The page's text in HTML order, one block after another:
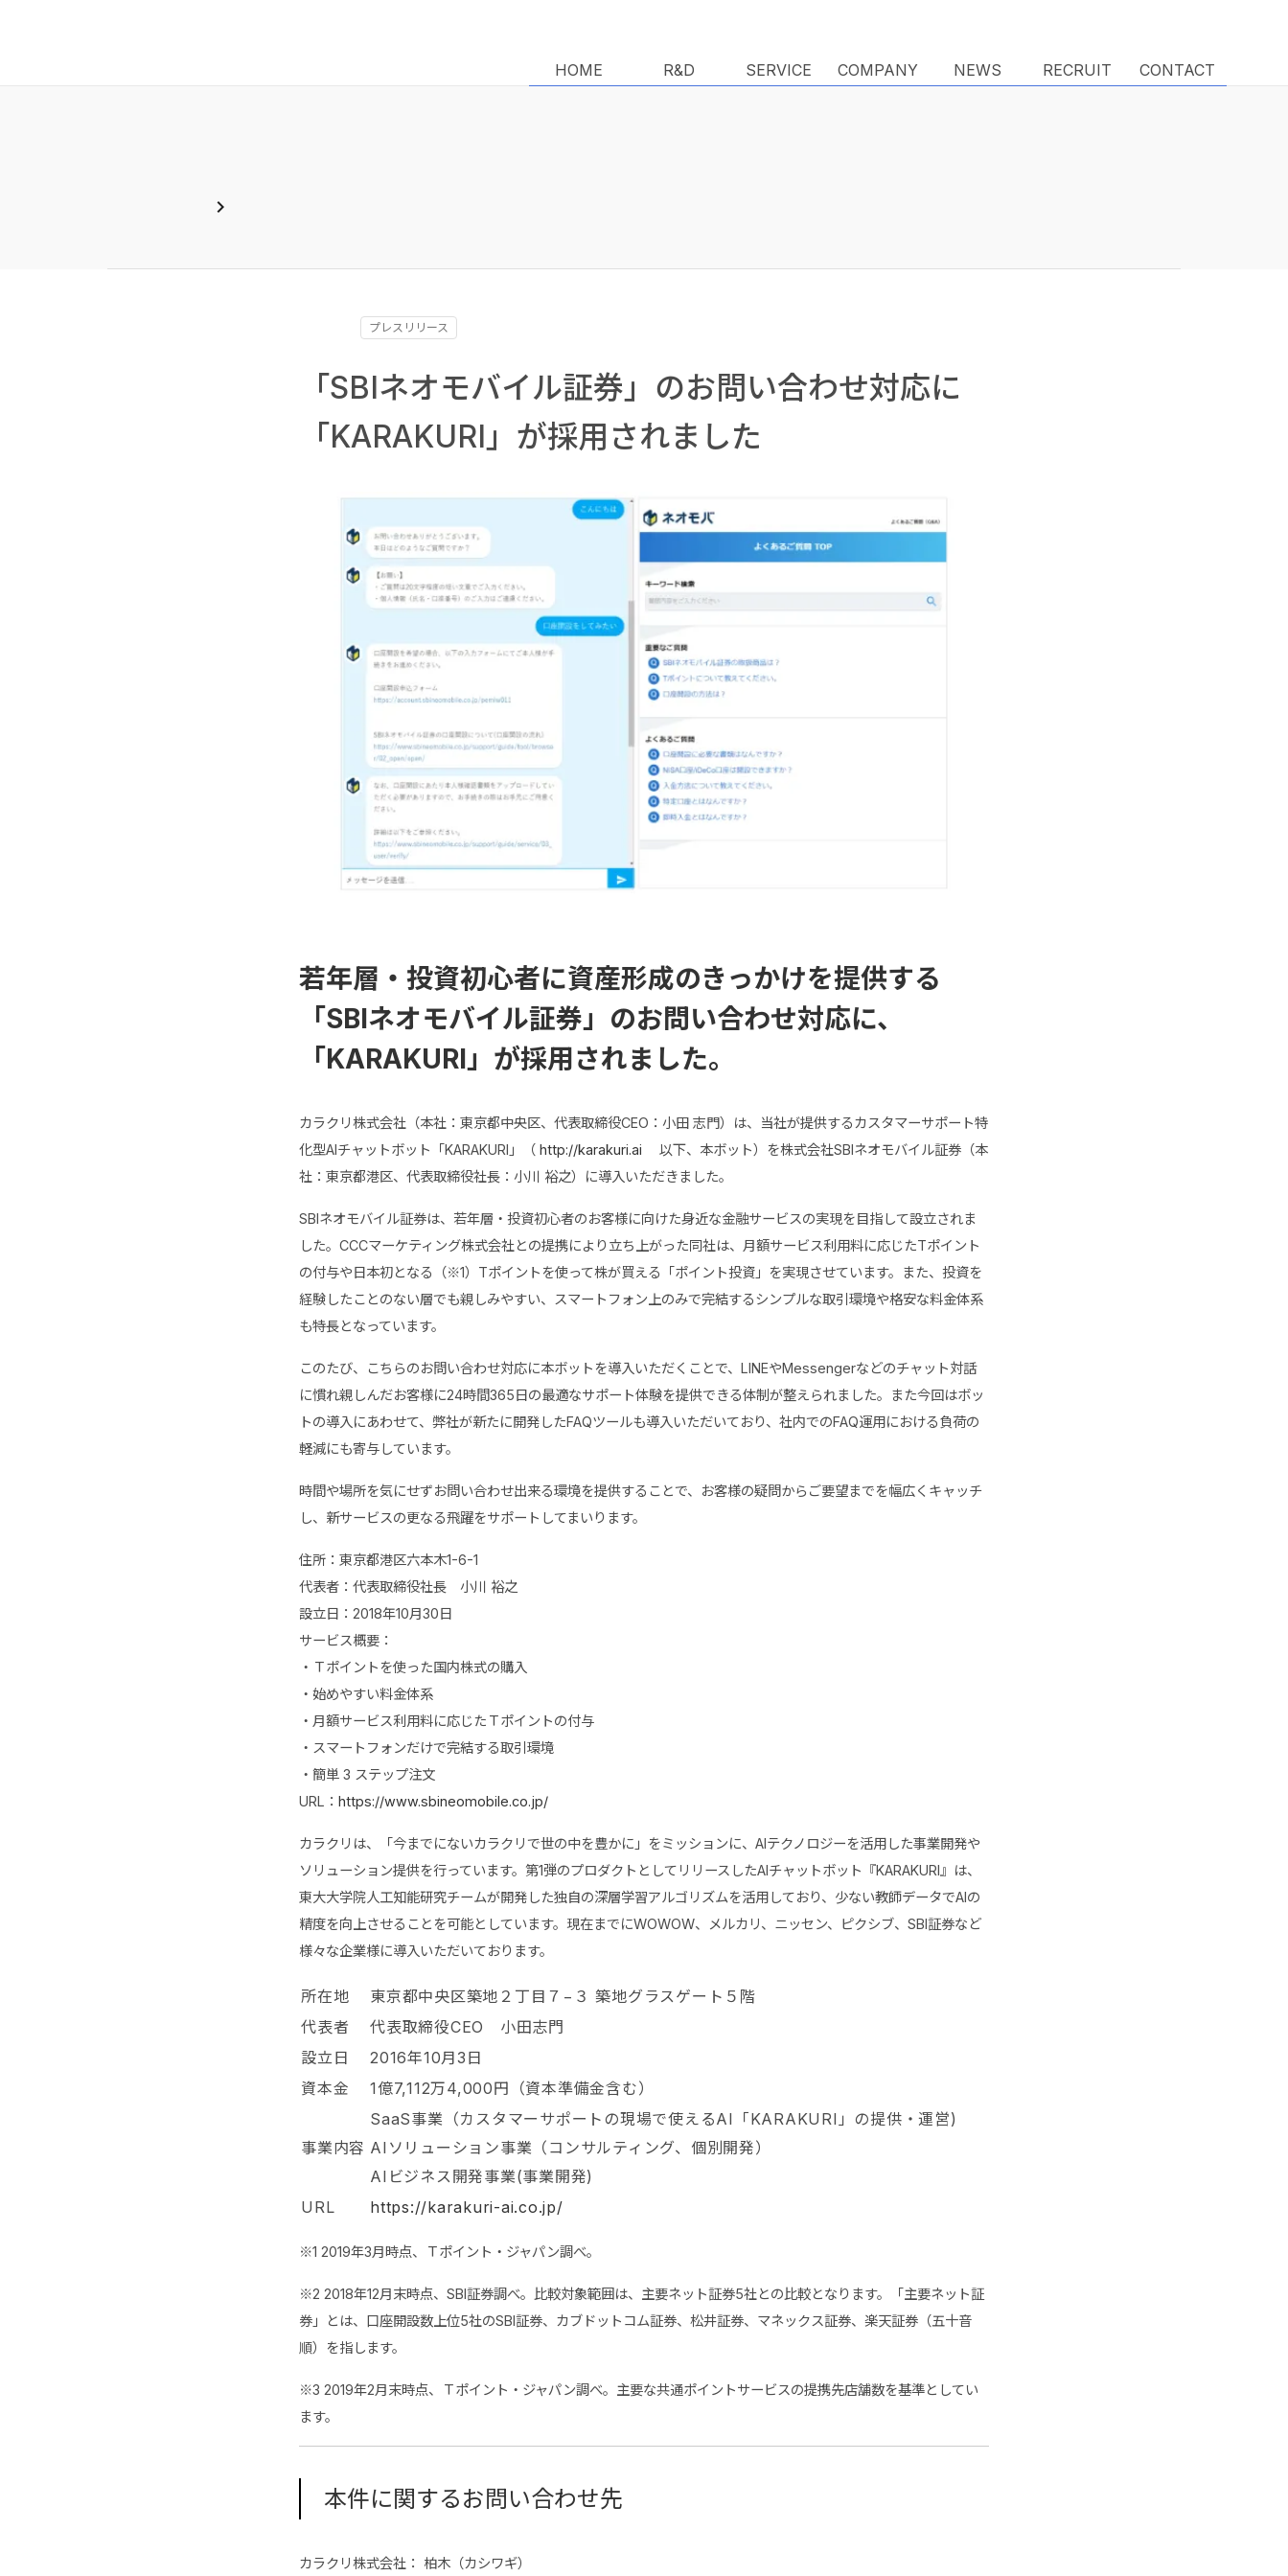
HOME R&D SERVICE COMPANY NEWS RECRUIT CONTACT
chevron_right
プレスリリース
「SBIネオモバイル証券」のお問い合わせ対応に
「KARAKURI」が採用されました
若年層・投資初心者に資産形成のきっかけを提供する
「SBIネオモバイル証券」のお問い合わせ対応に、
「KARAKURI」が採用されました。
カラクリ株式会社（本社：東京都中央区、代表取締役CEO：小田 志門）は、当社が提供するカスタマーサポート特
化型AIチャットボット「KARAKURI」（ http://karakuri.ai 以下、本ボット）を株式会社SBIネオモバイル証券（本
社：東京都港区、代表取締役社長：小川 裕之）に導入いただきました。
SBIネオモバイル証券は、若年層・投資初心者のお客様に向けた身近な金融サービスの実現を目指して設立されま
した。CCCマーケティング株式会社との提携により立ち上がった同社は、月額サービス利用料に応じたTポイント
の付与や日本初となる（※1）Tポイントを使って株が買える「ポイント投資」を実現させています。また、投資を
経験したことのない層でも親しみやすい、スマートフォン上のみで完結するシンプルな取引環境や格安な料金体系
も特長となっています。
このたび、こちらのお問い合わせ対応に本ボットを導入いただくことで、LINEやMessengerなどのチャット対話
に慣れ親しんだお客様に24時間365日の最適なサポート体験を提供できる体制が整えられました。また今回はボッ
トの導入にあわせて、弊社が新たに開発したFAQツールも導入いただいており、社内でのFAQ運用における負荷の
軽減にも寄与しています。
時間や場所を気にせずお問い合わせ出来る環境を提供することで、お客様の疑問からご要望までを幅広くキャッチ
し、新サービスの更なる飛躍をサポートしてまいります。
住所：東京都港区六本木1-6-1
代表者：代表取締役社長 小川 裕之
設立日：2018年10月30日
サービス概要：
・Ｔポイントを使った国内株式の購入
・始めやすい料金体系
・月額サービス利用料に応じたＴポイントの付与
・スマートフォンだけで完結する取引環境
・簡単 3 ステップ注文
URL： https://www.sbineomobile.co.jp/
カラクリは、「今までにないカラクリで世の中を豊かに」をミッションに、AIテクノロジーを活用した事業開発や
ソリューション提供を行っています。第1弾のプロダクトとしてリリースしたAIチャットボット『KARAKURI』は、
東大大学院人工知能研究チームが開発した独自の深層学習アルゴリズムを活用しており、少ない教師データでAIの
精度を向上させることを可能としています。現在までにWOWOW、メルカリ、ニッセン、ピクシブ、SBI証券など
様々な企業様に導入いただいております。
所在地
東京都中央区築地２丁目７−３ 築地グラスゲート５階
代表者
代表取締役CEO 小田志門
設立日
2016年10月3日
資本金
1億7,112万4,000円（資本準備金含む）
事業内容
SaaS事業（カスタマーサポートの現場で使えるAI「KARAKURI」の提供・運営)
AIソリューション事業（コンサルティング、個別開発）
AIビジネス開発事業(事業開発)
URL
https://karakuri-ai.co.jp/
※1 2019年3月時点、Ｔポイント・ジャパン調べ。
※2 2018年12月末時点、SBI証券調べ。比較対象範囲は、主要ネット証券5社との比較となります。「主要ネット証
券」とは、口座開設数上位5社のSBI証券、カブドットコム証券、松井証券、マネックス証券、楽天証券（五十音
順）を指します。
※3 2019年2月末時点、Ｔポイント・ジャパン調べ。主要な共通ポイントサービスの提携先店舗数を基準としてい
ます。
本件に関するお問い合わせ先
カラクリ株式会社： 柏木（カシワギ）
HOME R&D SERVICE COMPANY NEWS RECRUIT CONTACT